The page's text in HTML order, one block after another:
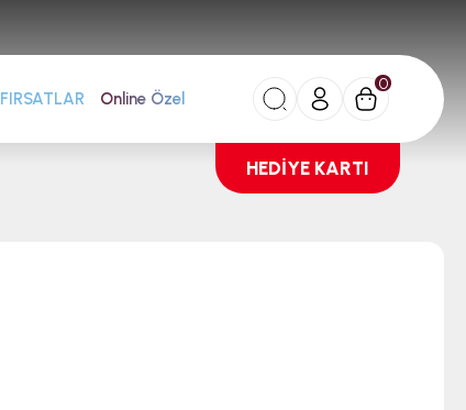
FIRSATLAR Online Özel
0
HEDİYE KARTI